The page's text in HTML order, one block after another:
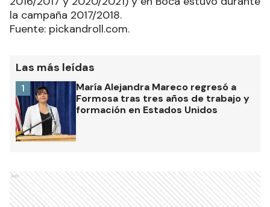
la campaña 2017/2018.
Fuente: pickandroll.com.
Las más leídas
María Alejandra Mareco regresó a
Formosa tras tres años de trabajo y
formación en Estados Unidos
1
Ads